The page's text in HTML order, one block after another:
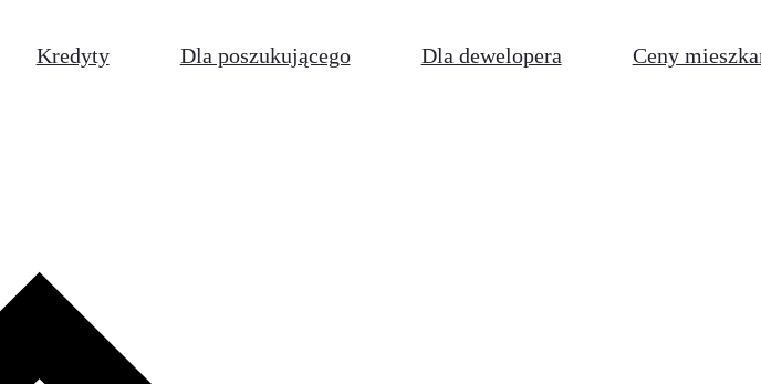
Kredyty Dla poszukującego Dla dewelopera Ceny